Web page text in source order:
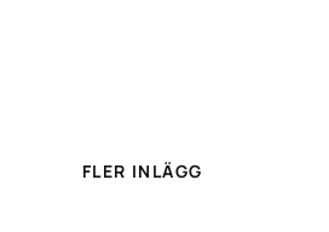
FLER INLÄGG